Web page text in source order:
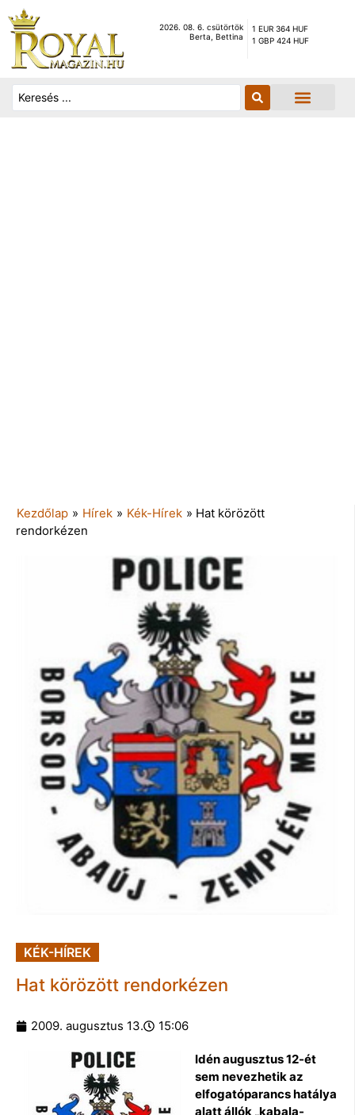
2026. 08. 6. csütörtök
Berta, Bettina
1 EUR 364 HUF
1 GBP 424 HUF
Kezdőlap » Hírek » Kék-Hírek » Hat körözött
rendorkézen
KÉK-HÍREK
Hat körözött rendorkézen
2009. augusztus 13. 15:06
Idén augusztus 12-ét
sem nevezhetik az
elfogatóparancs hatálya
alatt állók „kabala-